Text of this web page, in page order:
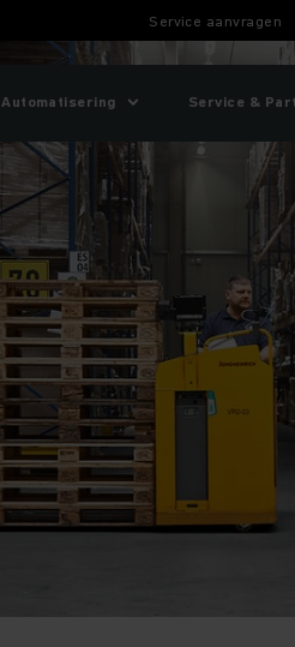
Service aanvragen
Automatisering Service &